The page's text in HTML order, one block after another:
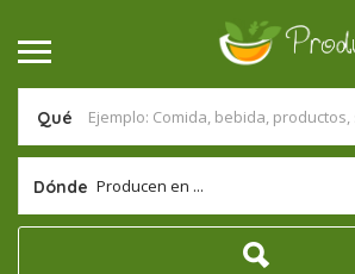
Qué
Dónde Producen en ...